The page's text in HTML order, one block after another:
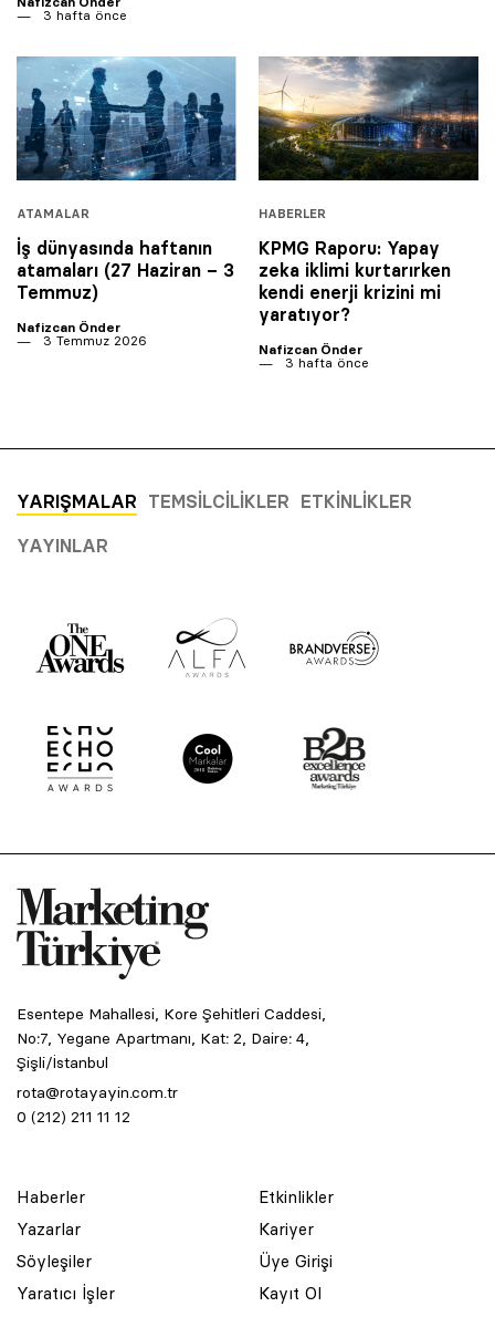
3 hafta önce
ATAMALAR
İş dünyasında haftanın
atamaları (27 Haziran – 3
Temmuz)
Nafizcan Önder
3 Temmuz 2026
HABERLER
KPMG Raporu: Yapay
zeka iklimi kurtarırken
kendi enerji krizini mi
yaratıyor?
Nafizcan Önder
3 hafta önce
YARIŞMALAR TEMSILCILIKLER ETKINLIKLER
YAYINLAR
Esentepe Mahallesi, Kore Şehitleri Caddesi,
No:7, Yegane Apartmanı, Kat: 2, Daire: 4,
Şişli/İstanbul
rota@rotayayin.com.tr
0 (212) 211 11 12
Haberler
Yazarlar
Söyleşiler
Yaratıcı İşler
Etkinlikler
Kariyer
Üye Girişi
Kayıt Ol
© 2001 Rota Yayın Yapım Tanıtım Tic. Ltd. Şti. Bu Sitede Bulunan
Asquared WordPress Agency
tarafından tasarlanmış ve